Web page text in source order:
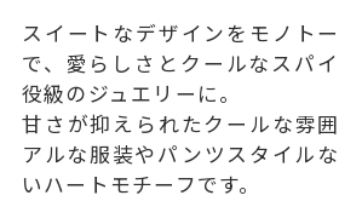
スイートなデザインをモノト
で、愛らしさとクールなスパ
役級のジュエリーに。
甘さが抑えられたクールな雰
アルな服装やパンツスタイル
いハートモチーフです。